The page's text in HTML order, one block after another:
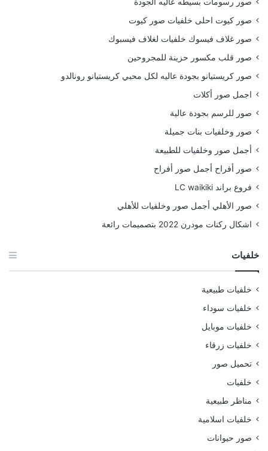
صور رسومات بسيطه عاليه الجودة
صور كيوت احلى خلفيات صور كيوت
صور غلاف فيسوك خلفيات لغلاف فيسبوك
صور قلب مكسور حزينة للمجروحين
صور كريستيانو بجودة عاليه لكل محبي كريستيانو رونالدو
اجمل صور أكلات
صور للرسم بجودة عالية
صور وخلفيات بنات جميلة
أجمل صور وخلفيات للطبيعة
صور أفراح أجمل صور أفراح
فروع براند LC waikiki
صور الأهلي أجمل صور وخلفيات للأهلي
اشكال ركنات مودرن 2022 بتصميمات رائعة
خلفيات
خلفيات طبيعية
خلفيات سوداء
خلفيات موبايل
خلفيات زرقاء
تحميل صور
خلفيات
مناظر طبيعية
خلفيات اسلامية
صور حيوانات